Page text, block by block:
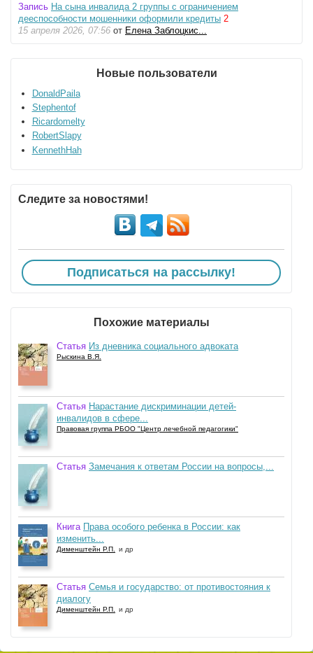
Запись На сына инвалида 2 группы с ограничением
дееспособности мошенники оформили кредиты 2
15 апреля 2026, 07:56 от Елена Заблоцкис...
Новые пользователи
DonaldPaila
Stephentof
Ricardomelty
RobertSlapy
KennethHah
Следите за новостями!
Подписаться на рассылку!
Похожие материалы
Статья Из дневника социального адвоката
Рыскина В.Я.
Статья Нарастание дискриминации детей-
инвалидов в сфере...
Правовая группа РБОО "Центр лечебной педагогики"
Статья Замечания к ответам России на вопросы,...
Книга Права особого ребенка в России: как
изменить...
Дименштейн Р.П. и др
Статья Семья и государство: от противостояния к
диалогу
Дименштейн Р.П. и др